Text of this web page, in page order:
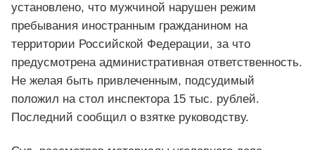
установлено, что мужчиной нарушен режим
пребывания иностранным гражданином на
территории Российской Федерации, за что
предусмотрена административная ответственность.
Не желая быть привлеченным, подсудимый
положил на стол инспектора 15 тыс. рублей.
Последний сообщил о взятке руководству.